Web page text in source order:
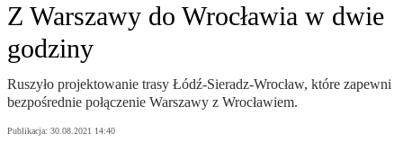
Z Warszawy do Wrocławia w dwie
godziny
Ruszyło projektowanie trasy Łódź-Sieradz-Wrocław, które zapewni
bezpośrednie połączenie Warszawy z Wrocławiem.
Publikacja: 30.08.2021 14:40